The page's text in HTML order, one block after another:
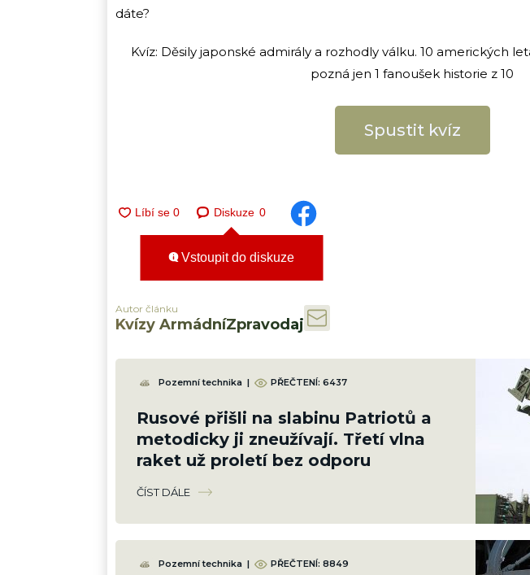
dáte?
Kvíz: Děsily japonské admirály a rozhodly válku. 10 amerických
pozná jen 1 fanoušek historie z 10
Spustit kvíz
Diskuze 0
Vstoupit do diskuze
Autor článku
Kvízy ArmádníZpravodaj
Pozemní technika | PŘEČTENÍ: 6437
Rusové přišli na slabinu Patriotů a
metodicky ji zneužívají. Třetí vlna
raket už proletí bez odporu
ČÍST DÁLE
Pozemní technika | PŘEČTENÍ: 8849